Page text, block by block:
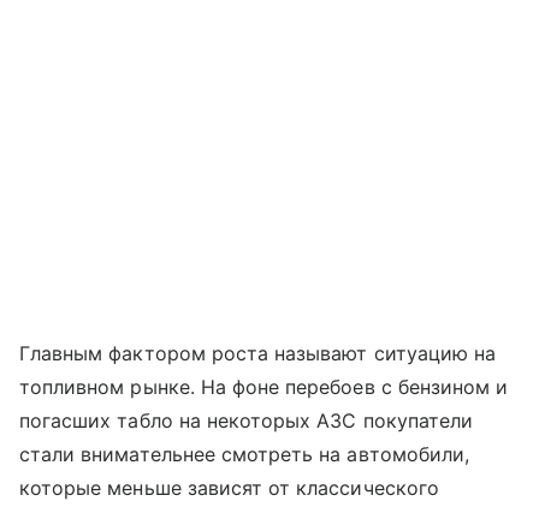
Главным фактором роста называют ситуацию на
топливном рынке. На фоне перебоев с бензином и
погасших табло на некоторых АЗС покупатели
стали внимательнее смотреть на автомобили,
которые меньше зависят от классического